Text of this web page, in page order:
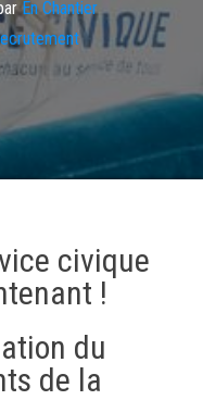
En Chantier
civique
!
du
de la